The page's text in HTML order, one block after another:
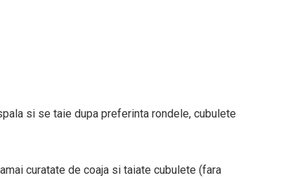
si se taie dupa preferinta rondele, cubulete
curatate de coaja si taiate cubulete (fara